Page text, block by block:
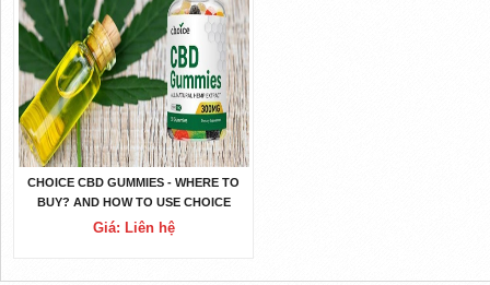
CHOICE CBD GUMMIES - WHERE TO
BUY? AND HOW TO USE CHOICE
CBD GUMMIES
Giá: Liên hệ